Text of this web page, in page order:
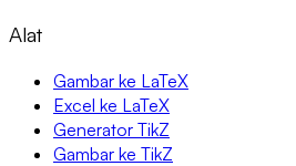
Alat
Gambar ke LaTeX
Excel ke LaTeX
Generator TikZ
Gambar ke TikZ